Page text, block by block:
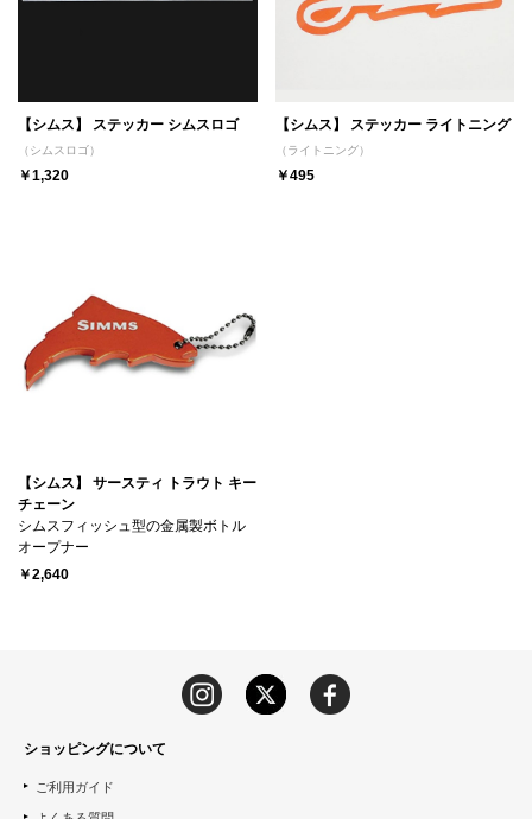
【シムス】 ステッカー シムスロゴ
（シムスロゴ）
￥1,320
【シムス】 ステッカー ライトニング
（ライトニング）
￥495
【シムス】 サースティ トラウト キー
チェーン
シムスフィッシュ型の金属製ボトル
オープナー
￥2,640
ショッピングについて
ご利用ガイド